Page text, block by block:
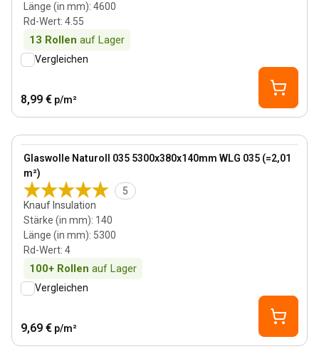
Länge (in mm): 4600
Rd-Wert: 4.55
13 Rollen auf Lager
Vergleichen
8,99 € p/m²
Glaswolle Naturoll 035 5300x380x140mm WLG 035 (=2,01
m²)
5
Knauf Insulation
Stärke (in mm): 140
Länge (in mm): 5300
Rd-Wert: 4
100+ Rollen auf Lager
View product
Vergleichen
9,69 € p/m²